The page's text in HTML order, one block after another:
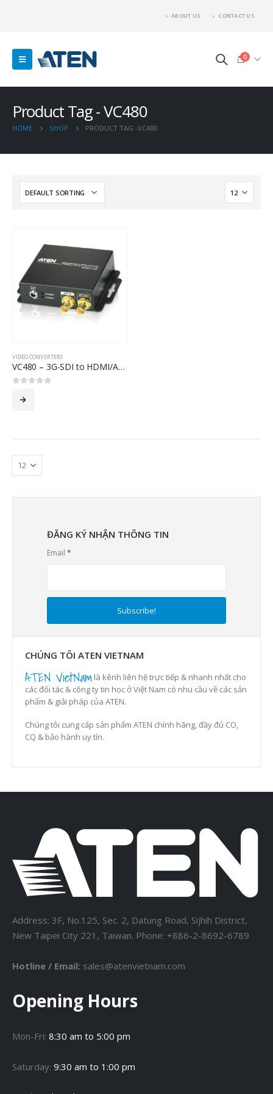
ABOUT US CONTACT US
0
Product Tag - VC480
HOME SHOP PRODUCT TAG -VC480
VIDEO CONVERTERS
VC480 – 3G-SDI to HDMI/Audio Converter
ĐĂNG KÝ NHẬN THÔNG TIN
Email *
CHÚNG TÔI ATEN VIETNAM
ATEN VietNam là kênh liên hệ trực tiếp & nhanh nhất cho
các đối tác & công ty tin học ở Việt Nam có nhu cầu về các sản
phẩm & giải pháp của ATEN.
Chúng tôi cung cấp sản phẩm ATEN chính hãng, đầy đủ CO,
CQ & bảo hành uy tín.
Address: 3F, No.125, Sec. 2, Datung Road, Sijhih District,
New Taipei City 221, Taiwan. Phone: +886-2-8692-6789
Hotline / Email: sales@atenvietnam.com
Opening Hours
Mon-Fri: 8:30 am to 5:00 pm
Saturday: 9:30 am to 1:00 pm